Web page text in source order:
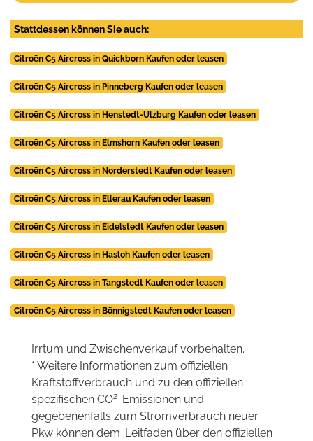
Stattdessen können Sie auch:
Citroën C5 Aircross in Quickborn Kaufen oder leasen
Citroën C5 Aircross in Pinneberg Kaufen oder leasen
Citroën C5 Aircross in Henstedt-Ulzburg Kaufen oder leasen
Citroën C5 Aircross in Elmshorn Kaufen oder leasen
Citroën C5 Aircross in Norderstedt Kaufen oder leasen
Citroën C5 Aircross in Ellerau Kaufen oder leasen
Citroën C5 Aircross in Eidelstedt Kaufen oder leasen
Citroën C5 Aircross in Hasloh Kaufen oder leasen
Citroën C5 Aircross in Tangstedt Kaufen oder leasen
Citroën C5 Aircross in Bönnigstedt Kaufen oder leasen
Irrtum und Zwischenverkauf vorbehalten.
* Weitere Informationen zum offiziellen
Kraftstoffverbrauch und zu den offiziellen
spezifischen CO2-Emissionen und
gegebenenfalls zum Stromverbrauch neuer
Pkw können dem 'Leitfaden über den offiziellen